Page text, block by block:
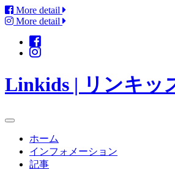
More detail
More detail
Linkids | リンキッ
ホーム
インフォメーション
記事